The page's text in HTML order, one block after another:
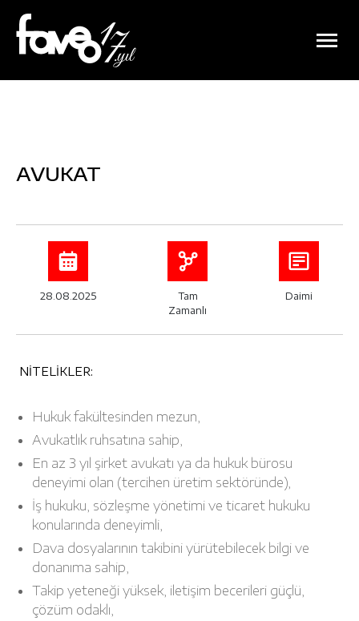
AVUKAT
28.08.2025
Tam
Zamanlı
Daimi
NİTELİKLER:
Hukuk fakültesinden mezun,
Avukatlık ruhsatına sahip,
En az 3 yıl şirket avukatı ya da hukuk bürosu
deneyimi olan (tercihen üretim sektöründe),
İş hukuku, sözleşme yönetimi ve ticaret hukuku
konularında deneyimli,
Dava dosyalarının takibini yürütebilecek bilgi ve
donanıma sahip,
Takip yeteneği yüksek, iletişim becerileri güçlü,
çözüm odaklı,